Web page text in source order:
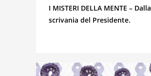
I MISTERI DELLA MENTE – Dalla
scrivania del Presidente.